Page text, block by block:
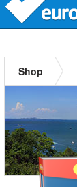
Shop